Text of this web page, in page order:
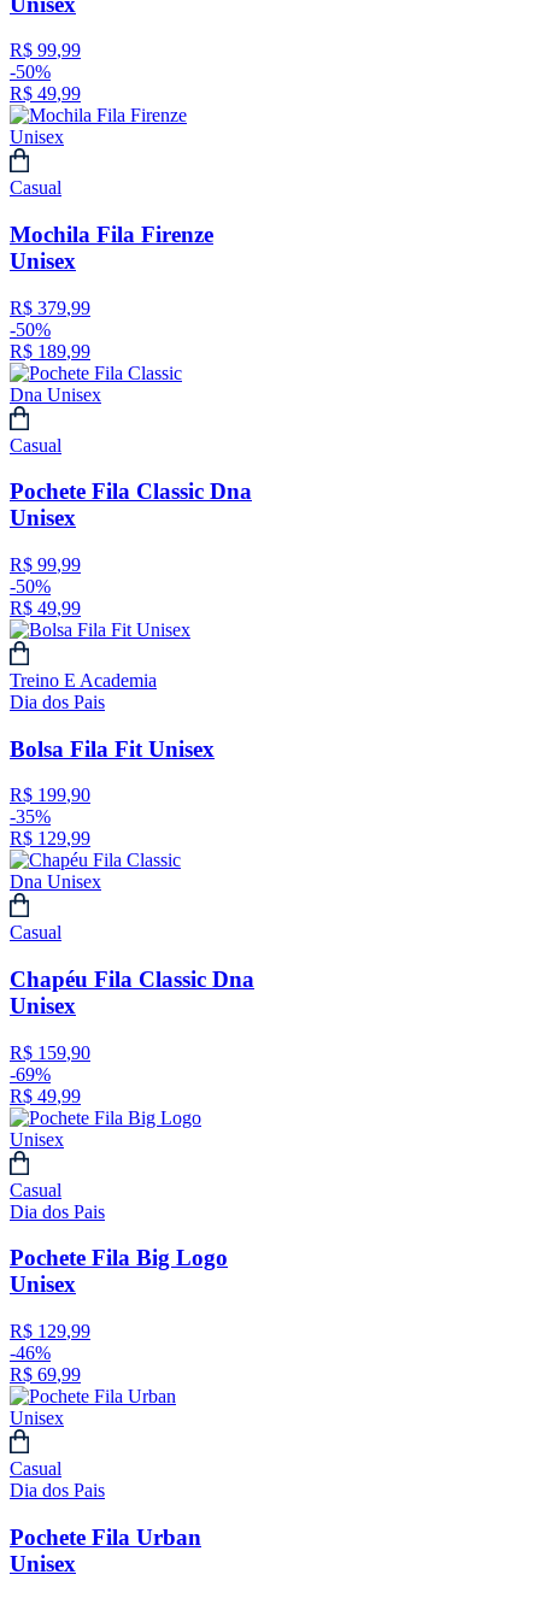
R$ 99,99
-50%
R$ 49,99
Casual
Mochila Fila Firenze
Unisex
R$ 379,99
-50%
R$ 189,99
Casual
Pochete Fila Classic Dna
Unisex
R$ 99,99
-50%
R$ 49,99
Treino E Academia
Dia dos Pais
Bolsa Fila Fit Unisex
R$ 199,90
-35%
R$ 129,99
Casual
Chapéu Fila Classic Dna
Unisex
R$ 159,90
-69%
R$ 49,99
Casual
Dia dos Pais
Pochete Fila Big Logo
Unisex
R$ 129,99
-46%
R$ 69,99
Casual
Dia dos Pais
Pochete Fila Urban
Unisex